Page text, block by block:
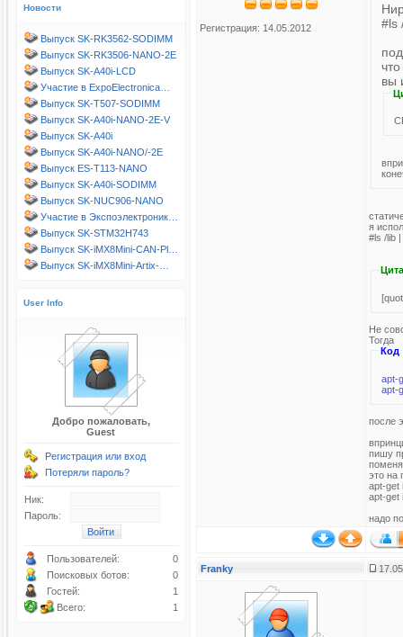
Новости
Выпуск SK-RK3562-SODIMM
Выпуск SK-RK3506-NANO-2E
Выпуск SK-A40i-LCD
Участие в ExpoElectronica…
Выпуск SK-T507-SODIMM
Выпуск SK-A40i-NANO-2E-V
Выпуск SK-A40i
Выпуск SK-A40i-NANO/-2E
Выпуск ES-T113-NANO
Выпуск SK-A40i-SODIMM
Выпуск SK-NUC906-NANO
Участие в Экспоэлектроник…
Выпуск SK-STM32H743
Выпуск SK-iMX8Mini-CAN-Pl…
Выпуск SK-iMX8Mini-Artix-…
User Info
Добро пожаловать,
Guest
Регистрация или вход
Потеряли пароль?
Ник:
Пароль:
Пользователей:
0
Поисковых ботов:
0
Гостей:
1
Всего:
1
Регистрация: 14.05.2012
#ls
вы
я
#ls /lib
Не
Тогда
Код
apt-
apt-
после
пишу
это на
apt-get
apt-get
надо
Franky